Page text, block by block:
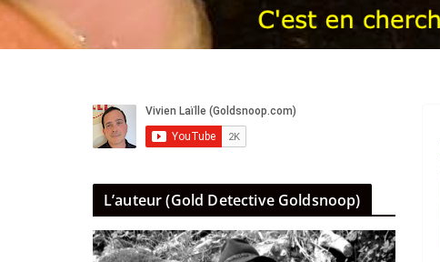
L’auteur (Gold Detective Goldsnoop)